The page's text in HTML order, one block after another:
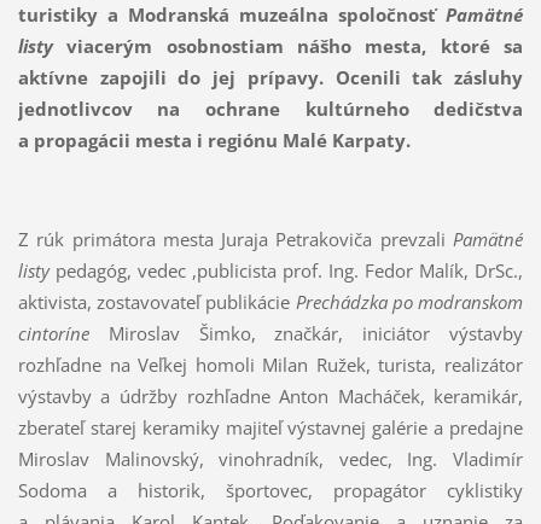
turistiky a Modranská muzeálna spoločnosťPamätné
listyviacerým osobnostiam nášho mesta, ktoré sa
aktívne zapojili do jej prípavy. Ocenili tak zásluhy
jednotlivcov na ochrane kultúrneho dedičstva
a propagácii mesta i regiónu Malé Karpaty.
Z rúk primátora mesta Juraja Petrakoviča prevzali Pamätné
listypedagóg, vedec ,publicista prof. Ing. Fedor Malík, DrSc.,
aktivista, zostavovateľ publikácie Prechádzka po modranskom
cintoríneMiroslav Šimko, značkár, iniciátor výstavby
rozhľadne na Veľkej homoli Milan Ružek, turista, realizátor
výstavby a údržby rozhľadne Anton Macháček, keramikár,
zberateľ starej keramiky majiteľ výstavnej galérie a predajne
Miroslav Malinovský, vinohradník, vedec, Ing. Vladimír
Sodoma a historik, športovec, propagátor cyklistiky